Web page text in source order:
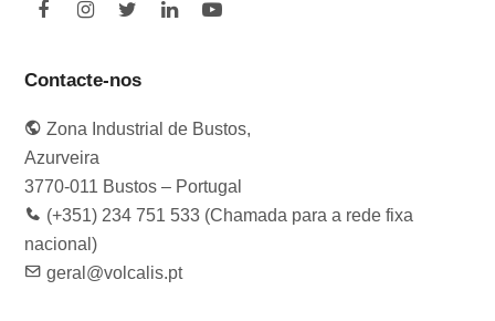
F
e
o
o
k
I
t
g
r
a
m
T
t
e
r
L
d
I
Y
e
Contacte-nos
Zona Industrial de Bustos,
Azurveira
3770-011 Bustos – Portugal
(+351) 234 751 533 (Chamada para a rede fixa
nacional)
geral@volcalis.pt